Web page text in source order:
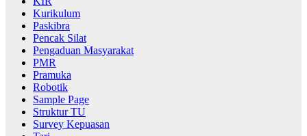
Kurikulum
Paskibra
Pencak Silat
Pengaduan Masyarakat
PMR
Pramuka
Robotik
Sample Page
Struktur TU
Survey Kepuasan